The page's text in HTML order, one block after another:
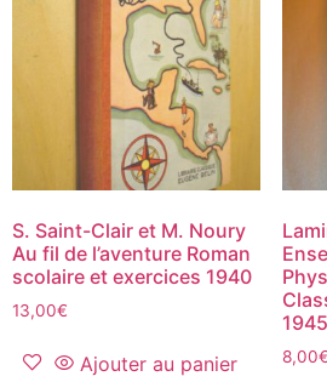
S. Saint-Clair et M. Noury
Au fil de l’aventure Roman
scolaire et exercices 1940
13,00€
Ajouter au panier
1945
8,00€